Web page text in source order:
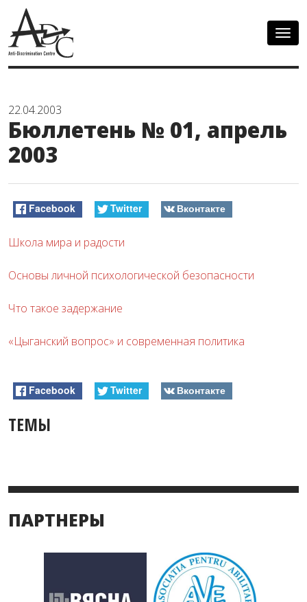
22.04.2003
Бюллетень № 01, апрель
2003
Facebook Twitter Вконтакте
Школа мира и радости
Основы личной психологической безопасности
Что такое задержание
«Цыганский вопрос» и современная политика
Facebook Twitter Вконтакте
ТЕМЫ
ПАРТНЕРЫ